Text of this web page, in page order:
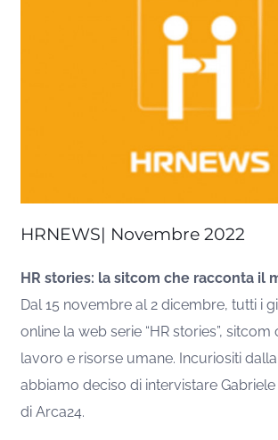
HRNEWS| Novembre 2022
HR stories: la sitcom che racconta il
Dal 15 novembre al 2 dicembre, tutti i
online la web serie “HR stories”,
lavoro e risorse umane. Incuriositi
abbiamo deciso di intervistare Gabriele
di Arca24.